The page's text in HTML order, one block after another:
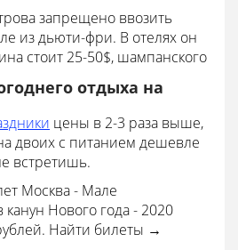
запрещено ввозить
из дьюти-фри. В отелях он
стоит 25-50$, шампанского
отдыха на
цены в 2-3 раза выше,
двоих с питанием дешевле
встретишь.
Москва - Мале
Нового года - 2020
Найти билеты →